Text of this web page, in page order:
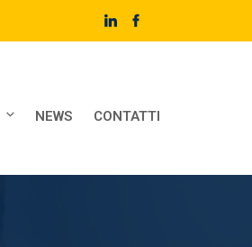
NEWS CONTATTI